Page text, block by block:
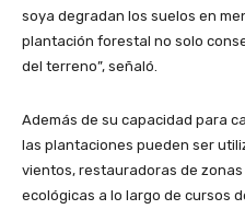
soya degradan los suelos en
plantación forestal no solo
del terreno”, señaló.
Además de su capacidad para
las plantaciones pueden ser
vientos, restauradoras de
ecológicas a lo largo de cursos